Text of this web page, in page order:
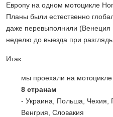
Европу на одном мотоцикле
Планы были естественно
даже перевыполнили (Венеция
неделю до выезда при
Итак:
мы проехали на
8 странам
- Украина, Польша, Чехия,
Венгрия, Словакия